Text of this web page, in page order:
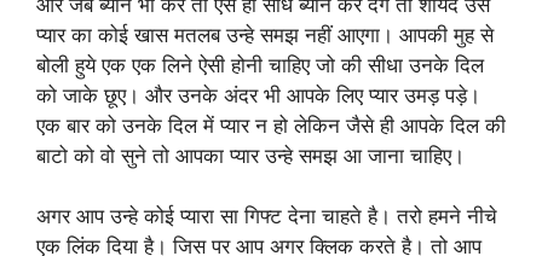
प्यार का कोई खास मतलब उन्हे समझ नहीं आएगा। आपकी मुह से
बोली हुये एक एक लिने ऐसी होनी चाहिए जो की सीधा उनके दिल
को जाके छूए। और उनके अंदर भी आपके लिए प्यार उमड़ पड़े।
एक बार को उनके दिल में प्यार न हो लेकिन जैसे ही आपके दिल की
बाटो को वो सुने तो आपका प्यार उन्हे समझ आ जाना चाहिए।
अगर आप उन्हे कोई प्यारा सा गिफ्ट देना चाहते है। तरो हमने नीचे
एक लिंक दिया है। जिस पर आप अगर क्लिक करते है। तो आप